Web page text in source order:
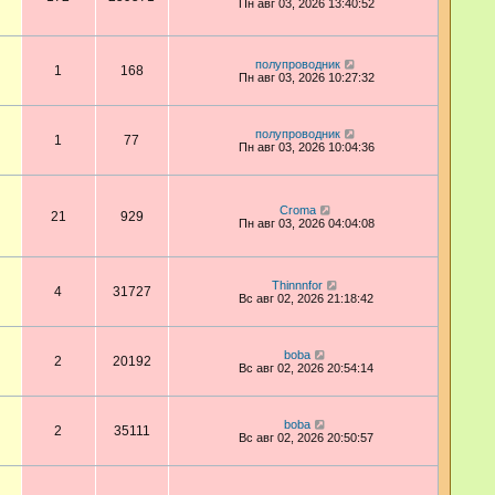
Пн авг 03, 2026 13:40:52
1 168
полупроводник
Пн авг 03, 2026 10:27:32
1 77
полупроводник
Пн авг 03, 2026 10:04:36
21 929
Croma
Пн авг 03, 2026 04:04:08
4 31727
Thinnnfor
Вс авг 02, 2026 21:18:42
2 20192
boba
Вс авг 02, 2026 20:54:14
2 35111
boba
Вс авг 02, 2026 20:50:57